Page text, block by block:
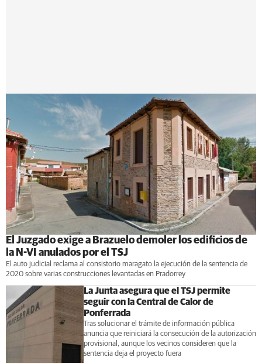
El Juzgado exige a Brazuelo demoler los edificios de
la N-VI anulados por el TSJ
El auto judicial reclama al consistorio maragato la ejecución de la sentencia de
2020 sobre varias construcciones levantadas en Pradorrey
La Junta asegura que el TSJ permite
seguir con la Central de Calor de
Ponferrada
Tras solucionar el trámite de información pública
anuncia que reiniciará la consecución de la autorización
provisional, aunque los vecinos consideren que la
sentencia deja el proyecto fuera